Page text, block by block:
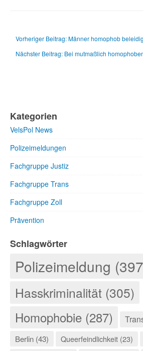
Vorheriger Beitrag: Männer homophob
Nächster Beitrag: Bei mutmaßlich
Kategorien
VelsPol News
Polizeimeldungen
Fachgruppe Justiz
Fachgruppe Trans
Fachgruppe Zoll
Prävention
Schlagwörter
Polizeimeldung
Hasskriminalität (305)
Homophobie (287)
Berlin (43) Queerfeindlichkeit (23)